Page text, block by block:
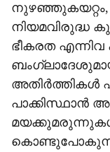
നിയമവിരുദ്ധ
ഭീകരത
അതിര്‍ത്തികള്‍
പാക്കിസ്ഥാന്‍